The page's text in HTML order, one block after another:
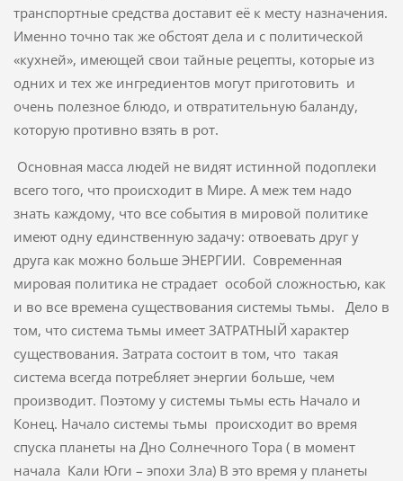
транспортные средства доставит её к месту назначения.
Именно точно так же обстоят дела и с политической
«кухней», имеющей свои тайные рецепты, которые из
одних и тех же ингредиентов могут приготовить и
очень полезное блюдо, и отвратительную баланду,
которую противно взять в рот.
Основная масса людей не видят истинной подоплеки
всего того, что происходит в Мире. А меж тем надо
знать каждому, что все события в мировой политике
имеют одну единственную задачу: отвоевать друг у
друга как можно больше ЭНЕРГИИ. Современная
мировая политика не страдает особой сложностью, как
и во все времена существования системы тьмы. Дело в
том, что система тьмы имеет ЗАТРАТНЫЙ характер
существования. Затрата состоит в том, что такая
система всегда потребляет энергии больше, чем
производит. Поэтому у системы тьмы есть Начало и
Конец. Начало системы тьмы происходит во время
спуска планеты на Дно Солнечного Тора ( в момент
начала Кали Юги – эпохи Зла) В это время у планеты